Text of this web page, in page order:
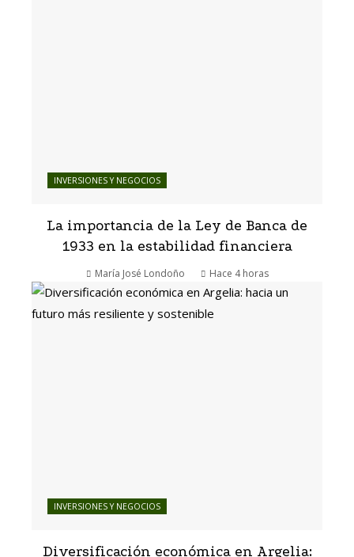
INVERSIONES Y NEGOCIOS
La importancia de la Ley de Banca de
1933 en la estabilidad financiera
María José Londoño Hace 4 horas
INVERSIONES Y NEGOCIOS
Diversificación económica en Argelia: